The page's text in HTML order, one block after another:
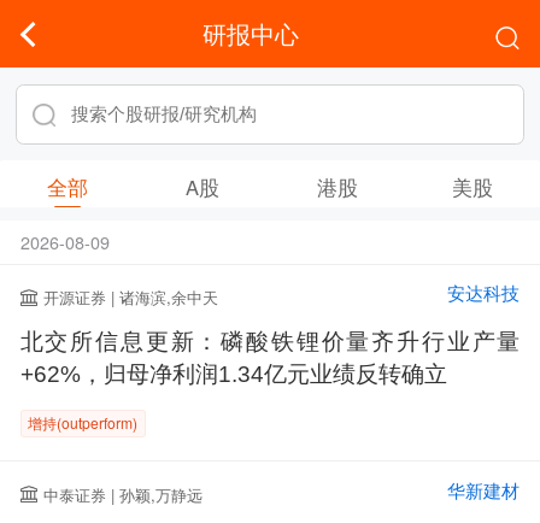
研报中心
全部 A股 港股 美股
2026-08-09
开源证券 | 诸海滨,余中天 安达科技
北交所信息更新：磷酸铁锂价量齐升行业产量
+62%，归母净利润1.34亿元业绩反转确立
增持(outperform)
中泰证券 | 孙颖,万静远 华新建材